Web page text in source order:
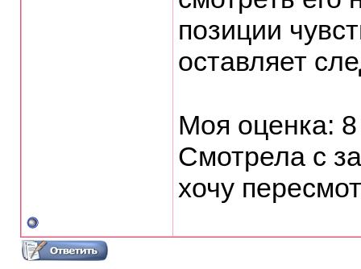
позиции
оставляет
Моя оценка:
Смотрела с
хочу